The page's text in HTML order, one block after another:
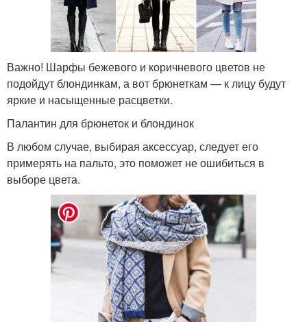
Важно! Шарфы бежевого и коричневого цветов не
подойдут блондинкам, а вот брюнеткам — к лицу будут
яркие и насыщенные расцветки.
Палантин для брюнеток и блондинок
В любом случае, выбирая аксессуар, следует его
примерять на пальто, это поможет не ошибиться в
выборе цвета.